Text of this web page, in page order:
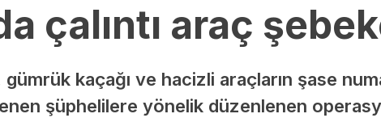
çalıntı araç
gümrük kaçağı ve hacizli araçların şase
şüphelilere yönelik düzenlenen